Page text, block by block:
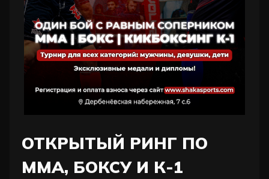
ОТКРЫТЫЙ РИНГ ПО
ММА, БОКСУ И К-1